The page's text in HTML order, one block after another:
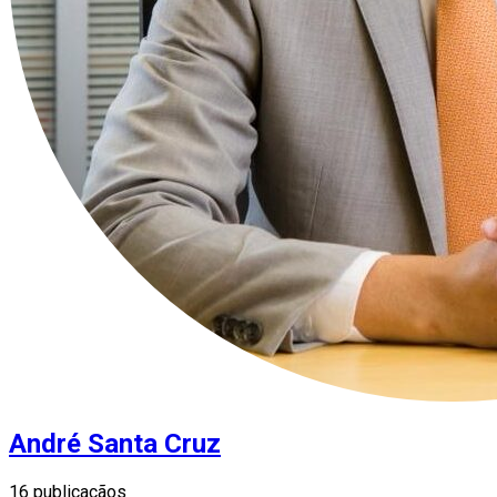
André Santa Cruz
16 publicaçãos